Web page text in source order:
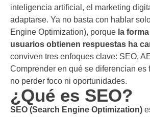
inteligencia artificial, el marketing
adaptarse. Ya no basta con hablar
Engine Optimization), porque la
usuarios obtienen respuestas ha
conviven tres enfoques clave: SEO,
Comprender en qué se diferencian es
no perder foco ni oportunidades.
¿Qué es SEO?
SEO (Search Engine Optimization)